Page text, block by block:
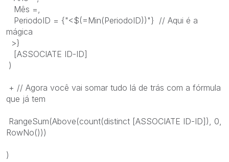
Mês =,
PeriodoID = {"<$(=Min(PeriodoID))"} // Aqui é a
mágica
>}
[ASSOCIATE ID-ID]
)
+ // Agora você vai somar tudo lá de trás com a fórmula
que já tem
RangeSum(Above(count(distinct [ASSOCIATE ID-ID]), 0,
RowNo()))
)